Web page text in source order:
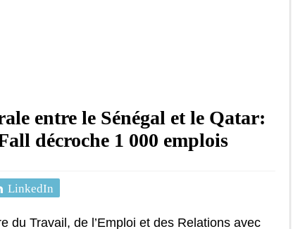
entre le Sénégal et le Qatar:
décroche 1 000 emplois
LinkedIn
du Travail, de l’Emploi et des Relations avec